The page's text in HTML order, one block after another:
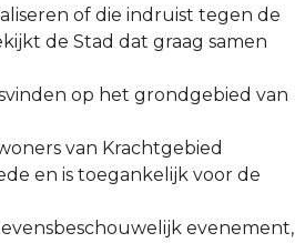
of die indruist tegen de
de Stad dat graag samen
op het grondgebied van
van Krachtgebied
en is toegankelijk voor de
evenement,